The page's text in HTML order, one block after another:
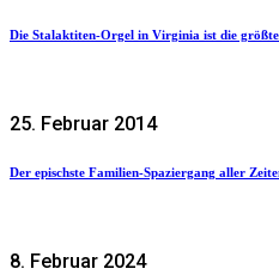
Die Stalaktiten-Orgel in Virginia ist die
25. Februar 2014
Der epischste Familien-Spaziergang aller
8. Februar 2024